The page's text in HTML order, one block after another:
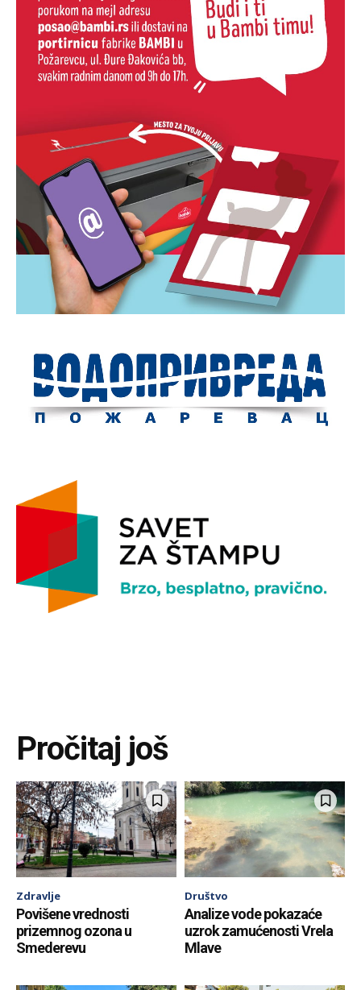
Pročitaj još
Zdravlje
Povišene vrednosti
prizemnog ozona u
Smederevu
Društvo
Analize vode pokazaće
uzrok zamućenosti Vrela
Mlave